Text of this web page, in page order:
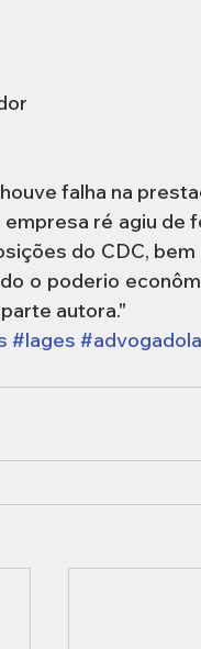
falha na
empresa ré agiu
do CDC,
o poderio
autora."
#lages